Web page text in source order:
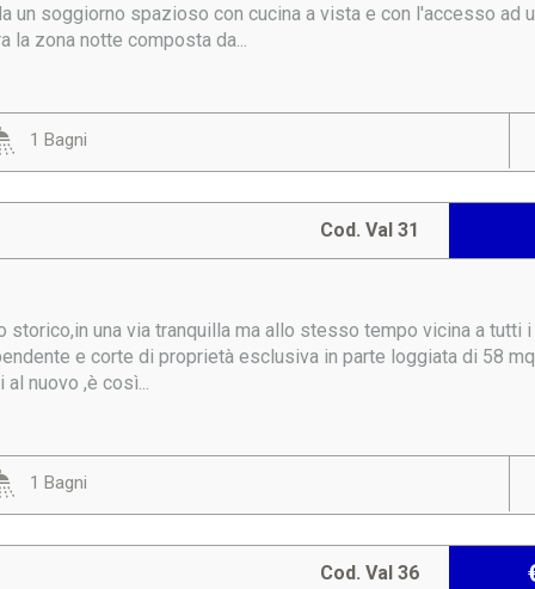
un soggiorno spazioso con cucina a vista e con l'accesso ad
la zona notte composta da...
1 Bagni
Cod. Val 31
storico,in una via tranquilla ma allo stesso tempo vicina a
e corte di proprietà esclusiva in parte loggiata di 58
nuovo ,è così...
1 Bagni
Cod. Val 36